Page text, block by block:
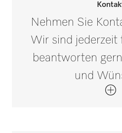
Nehmen Sie
Wir sind jederzeit
beantworten
und